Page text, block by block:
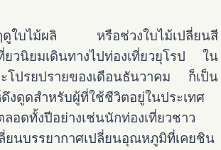
ฤดูใบไม้ผลิ หรือช่วงใบไม้เปลี่ยนสี
ยวนิยมเดินทางไปท่องเที่ยวยุโรป ใน
โปรยปรายของเดือนธันวาคม ก็เป็น
ดึงดูดสำหรับผู้ที่ใช้ชีวิตอยู่ในประเทศ
ลอดทั้งปีอย่างเช่นนักท่องเที่ยวชาว
นบรรยากาศเปลี่ยนอุณหภูมิที่เคยชิน